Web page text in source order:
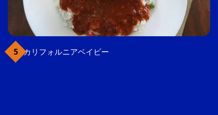
カリフォルニアベイビー